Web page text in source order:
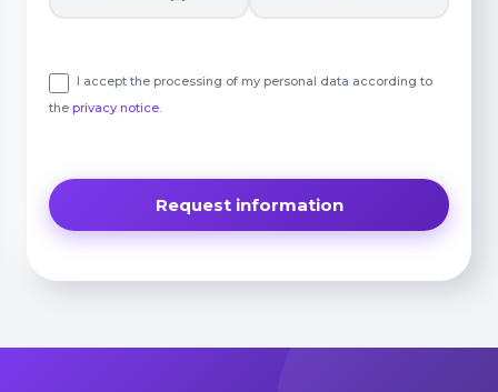
I accept the processing of my personal data according to
the privacy notice.